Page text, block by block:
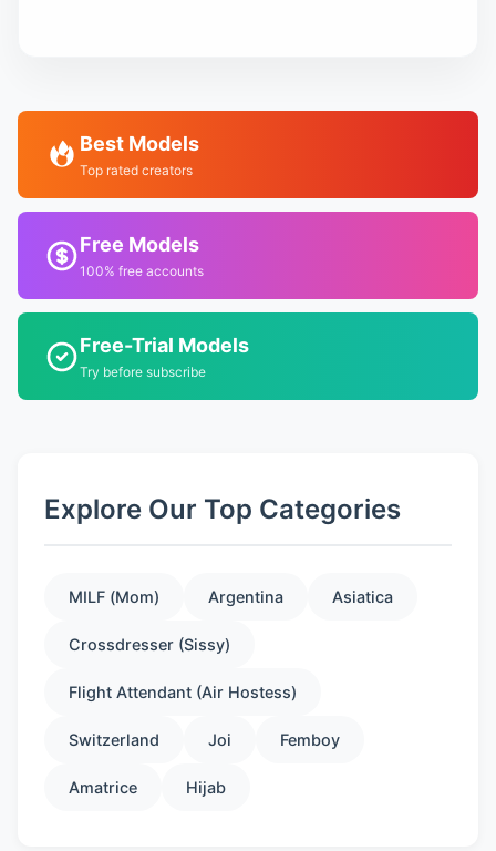
Best Models
Top rated creators
Free Models
100% free accounts
Free-Trial Models
Try before subscribe
Explore Our Top Categories
MILF (Mom) Argentina Asiatica
Crossdresser (Sissy)
Flight Attendant (Air Hostess)
Switzerland Joi Femboy
Amatrice Hijab